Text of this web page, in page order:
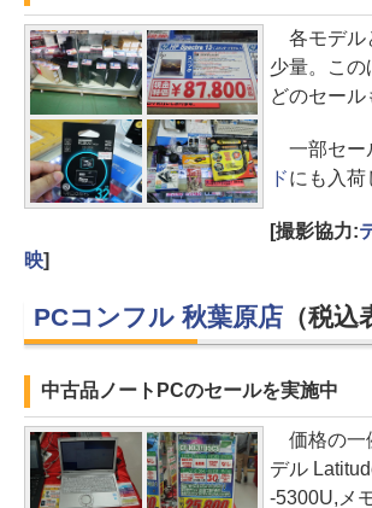
各モデル
少量。この
どのセール
一部セー
ドにも入荷
[撮影協力:
映]
PCコンフル 秋葉原店（税込
中古品ノートPCのセールを実施中
価格の一
デル
-5300U,メ